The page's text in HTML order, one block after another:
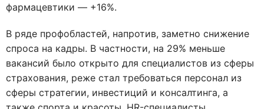
фармацевтики — +16%.
В ряде профобластей, напротив, заметно снижение
спроса на кадры. В частности, на 29% меньше
вакансий было открыто для специалистов из сферы
страхования, реже стал требоваться персонал из
сферы стратегии, инвестиций и консалтинга, а